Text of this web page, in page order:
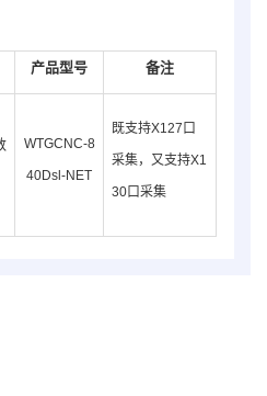
产品型号 备注
WTGCNC-8
40Dsl-NET
既支持X127口
采集，又支持X1
30口采集